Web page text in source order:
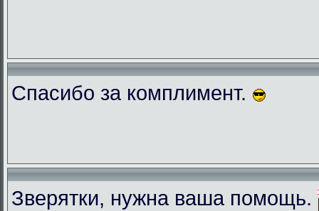
Спасибо за комплимент.
Зверятки, нужна ваша помощь.